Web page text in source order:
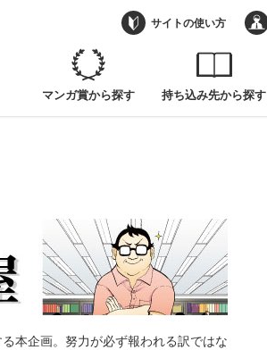
マンガ賞から探す 持ち込み先から探す
サイトの使い方
本企画。努力が必ず報われる訳ではな